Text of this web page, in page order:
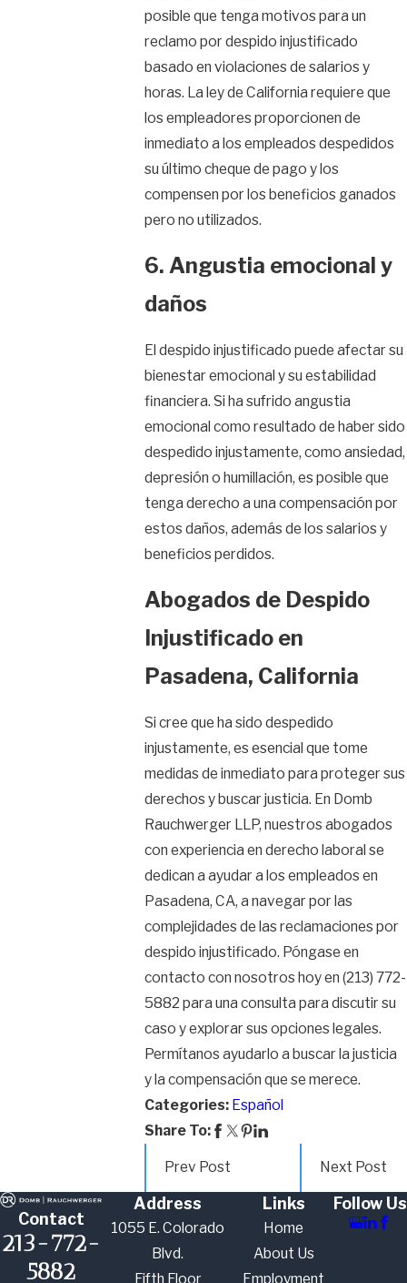
posible que tenga motivos para un
reclamo por despido injustificado
basado en violaciones de salarios y
horas. La ley de California requiere que
los empleadores proporcionen de
inmediato a los empleados despedidos
su último cheque de pago y los
compensen por los beneficios ganados
pero no utilizados.
6. Angustia emocional y
daños
El despido injustificado puede afectar su
bienestar emocional y su estabilidad
financiera. Si ha sufrido angustia
emocional como resultado de haber sido
despedido injustamente, como ansiedad,
depresión o humillación, es posible que
tenga derecho a una compensación por
estos daños, además de los salarios y
beneficios perdidos.
Abogados de Despido
Injustificado en
Pasadena, California
Si cree que ha sido despedido
injustamente, es esencial que tome
medidas de inmediato para proteger sus
derechos y buscar justicia. En Domb
Rauchwerger LLP, nuestros abogados
con experiencia en derecho laboral se
dedican a ayudar a los empleados en
Pasadena, CA, a navegar por las
complejidades de las reclamaciones por
despido injustificado. Póngase en
contacto con nosotros hoy en(213) 772-
5882 para una consulta para discutir su
caso y explorar sus opciones legales.
Permítanos ayudarlo a buscar la justicia
y la compensación que se merece.
Categories: Español
Share To:
Prev Post Next Post
Contact
213-772-
5882
Address
1055 E. Colorado
Blvd.
Fifth Floor
Links
Home
About Us
Employment
Follow Us